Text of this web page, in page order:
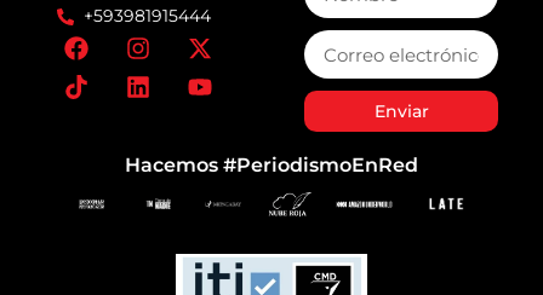
+593981915444
Enviar
Hacemos #PeriodismoEnRed